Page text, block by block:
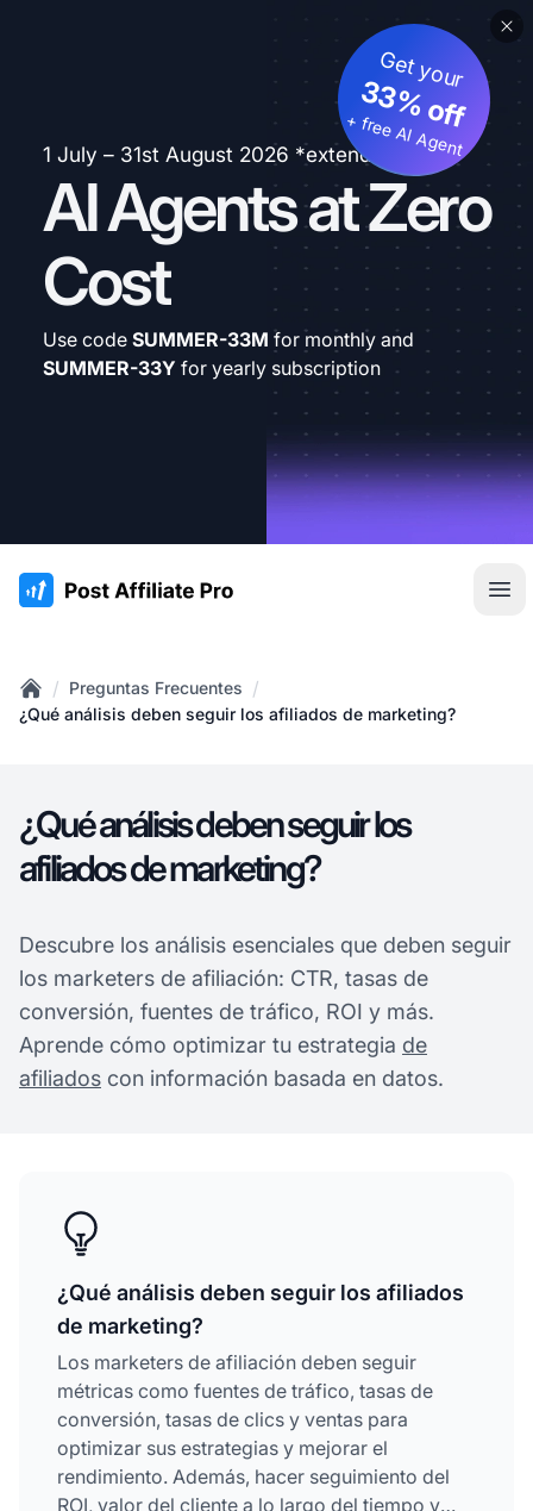
1 July – 31st August 2026 *extended
AI Agents at Zero
Cost
Get your
33% off
+ free AI Agent
Use code SUMMER-33M for monthly and
SUMMER-33Y for yearly subscription
:site.title
Home
/ Preguntas Frecuentes /
¿Qué análisis deben seguir los afiliados de marketing?
¿Qué análisis deben seguir los
afiliados de marketing?
Descubre los análisis esenciales que deben seguir
los marketers de afiliación: CTR, tasas de
conversión, fuentes de tráfico, ROI y más.
Aprende cómo optimizar tu estrategia de
afiliados con información basada en datos.
¿Qué análisis deben seguir los afiliados
de marketing?
Los marketers de afiliación deben seguir
métricas como fuentes de tráfico, tasas de
conversión, tasas de clics y ventas para
optimizar sus estrategias y mejorar el
rendimiento. Además, hacer seguimiento del
ROI, valor del cliente a lo largo del tiempo y